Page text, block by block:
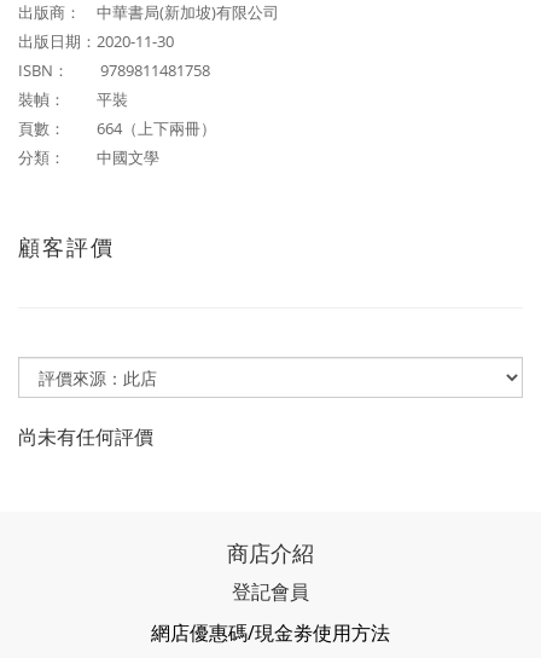
出版商： 中華書局(新加坡)有限公司
出版日期：2020-11-30
ISBN： 9789811481758
裝幀： 平裝
頁數： 664（上下兩冊）
分類： 中國文學
顧客評價
尚未有任何評價
商店介紹
登記會員
網店優惠碼/現金劵使用方法